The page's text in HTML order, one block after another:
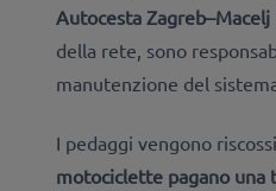
Autocesta Zagreb–Macelj
della rete, sono
manutenzione del
I pedaggi vengono
motociclettepagano una